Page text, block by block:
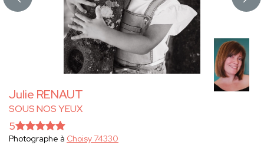
Julie RENAUT
SOUS NOS YEUX
5
Photographe à Choisy 74330